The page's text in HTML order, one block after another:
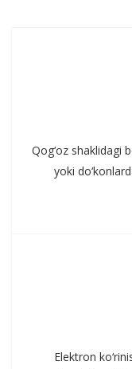
Qog‘oz shaklidagi
yoki
Elektron